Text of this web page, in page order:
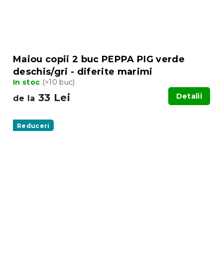
Maiou copii 2 buc PEPPA PIG verde
deschis/gri - diferite marimi
In stoc (>10 buc)
de la 33 Lei Detalii
Reduceri